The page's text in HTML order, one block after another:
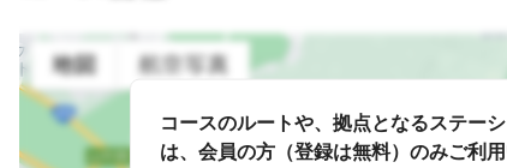
コースのルートや、拠点となるステー
は、会員の方（登録は無料）のみご利